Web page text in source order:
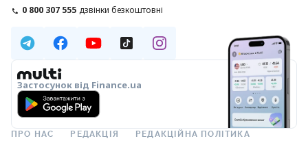
0 800 307 555 дзвінки безкоштовні
Застосунок від Finance.ua
ПРО НАС РЕДАКЦІЯ РЕДАКЦІЙНА ПОЛІТИКА